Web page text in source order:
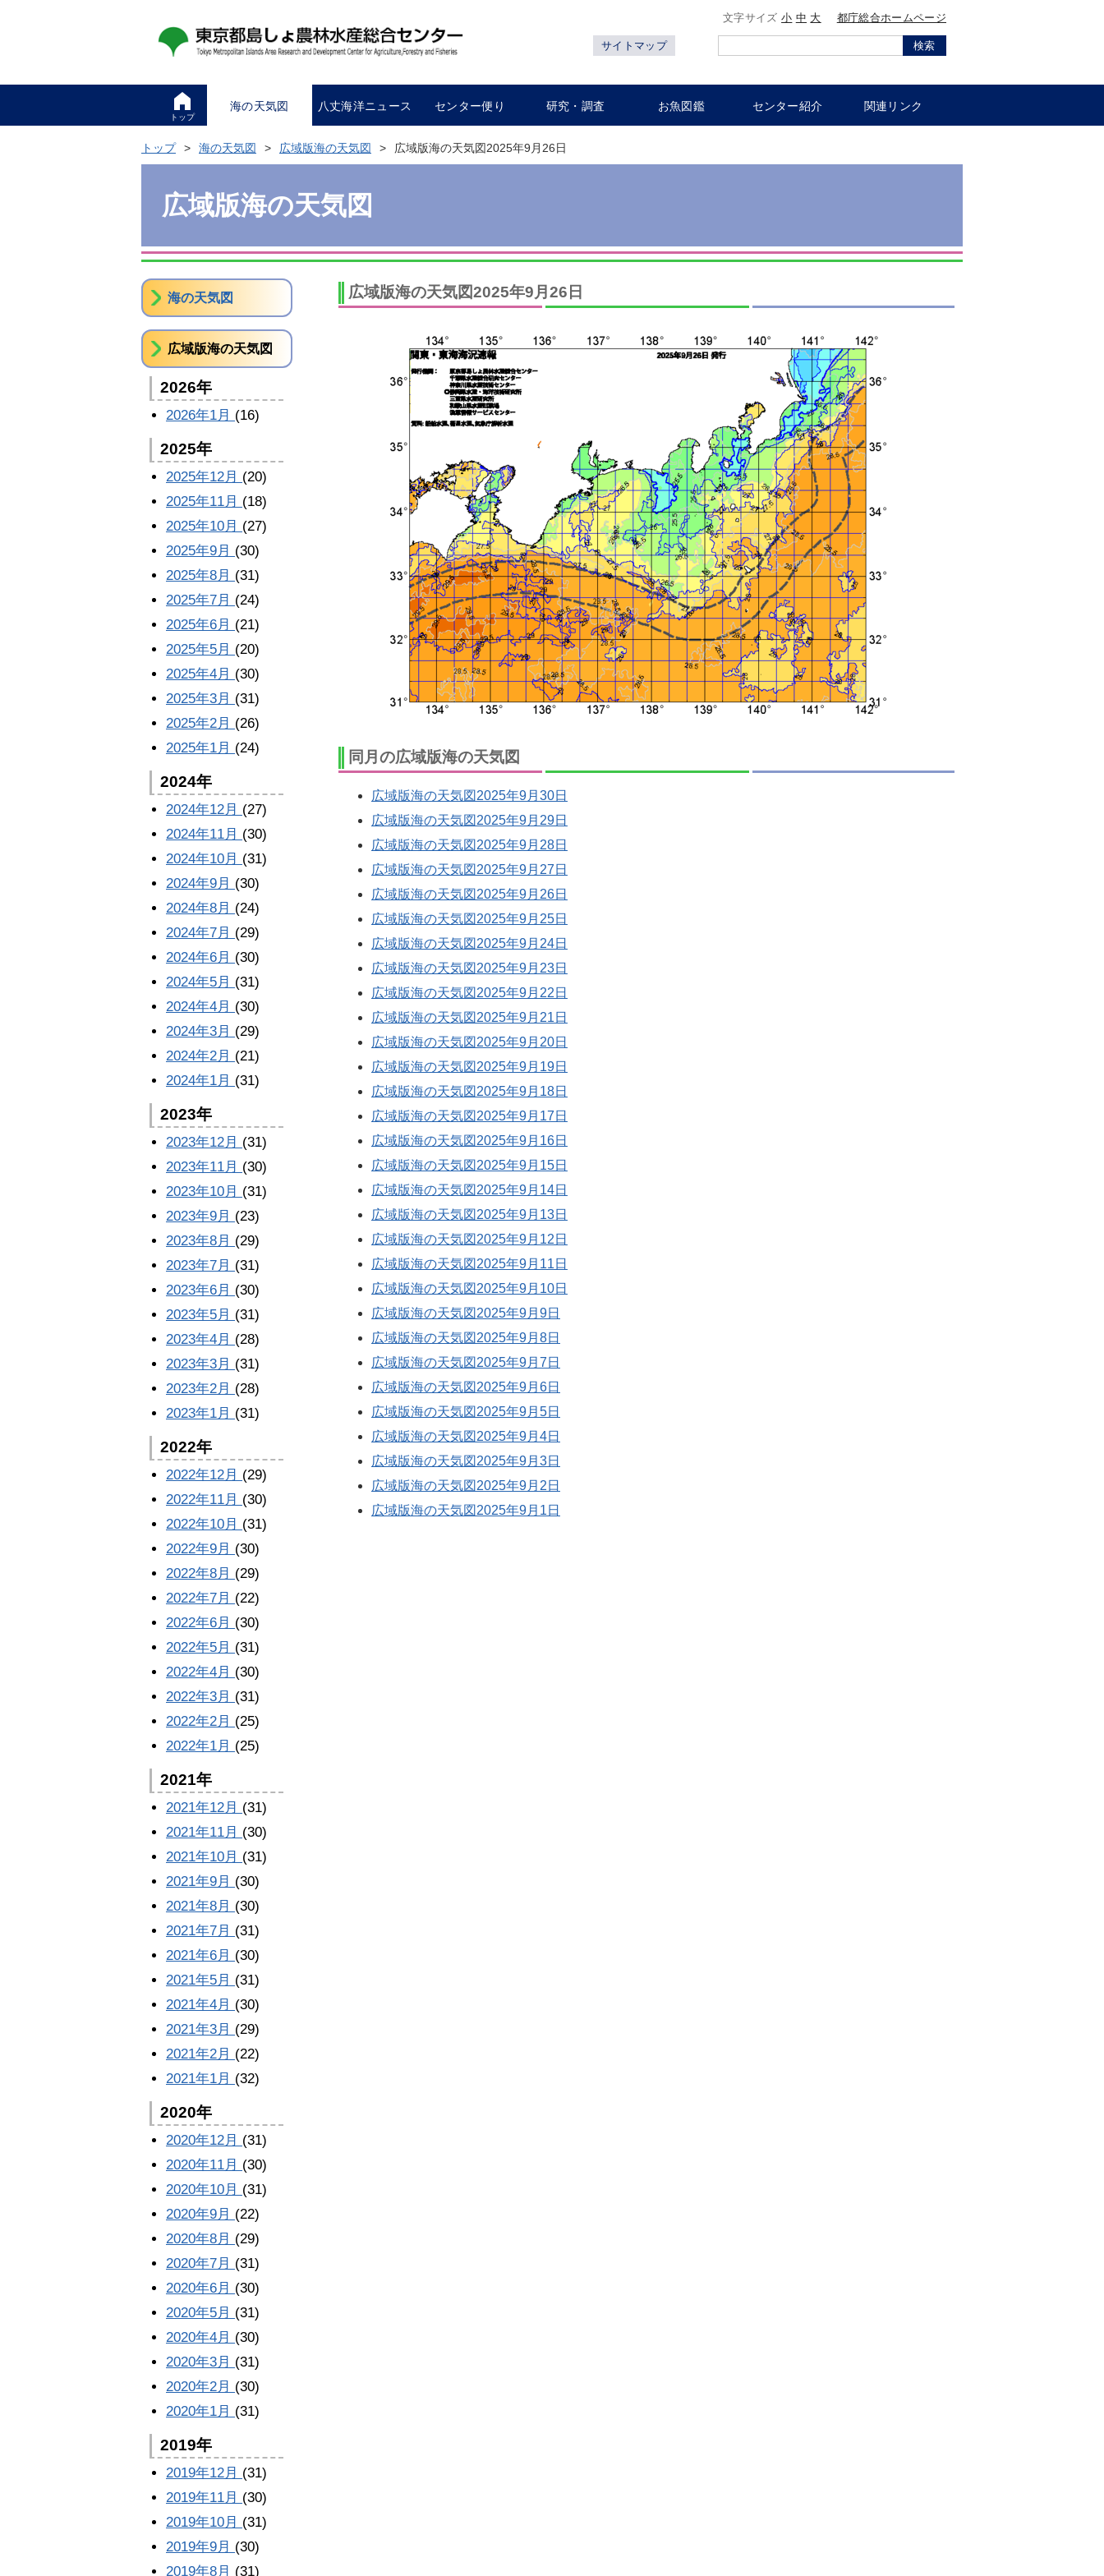
文字サイズ小 中 大 都庁総合ホームページ
サイトマップ 検索
トップ
海の天気図 八丈海洋ニュース センター便り 研究・調査 お魚図鑑 センター紹介 関連リンク
トップ 海の天気図 広域版海の天気図 広域版海の天気図2025年9月26日
広域版海の天気図
広域版海の天気図2025年9月26日
同月の広域版海の天気図
広域版海の天気図2025年9月30日
広域版海の天気図2025年9月29日
広域版海の天気図2025年9月28日
広域版海の天気図2025年9月27日
広域版海の天気図2025年9月26日
広域版海の天気図2025年9月25日
広域版海の天気図2025年9月24日
広域版海の天気図2025年9月23日
広域版海の天気図2025年9月22日
広域版海の天気図2025年9月21日
広域版海の天気図2025年9月20日
広域版海の天気図2025年9月19日
広域版海の天気図2025年9月18日
広域版海の天気図2025年9月17日
広域版海の天気図2025年9月16日
広域版海の天気図2025年9月15日
広域版海の天気図2025年9月14日
広域版海の天気図2025年9月13日
広域版海の天気図2025年9月12日
広域版海の天気図2025年9月11日
広域版海の天気図2025年9月10日
広域版海の天気図2025年9月9日
広域版海の天気図2025年9月8日
広域版海の天気図2025年9月7日
広域版海の天気図2025年9月6日
広域版海の天気図2025年9月5日
広域版海の天気図2025年9月4日
広域版海の天気図2025年9月3日
広域版海の天気図2025年9月2日
広域版海の天気図2025年9月1日
海の天気図
広域版海の天気図
2026年
2026年1月 (16)
2025年
2025年12月 (20)
2025年11月 (18)
2025年10月 (27)
2025年9月 (30)
2025年8月 (31)
2025年7月 (24)
2025年6月 (21)
2025年5月 (20)
2025年4月 (30)
2025年3月 (31)
2025年2月 (26)
2025年1月 (24)
2024年
2024年12月 (27)
2024年11月 (30)
2024年10月 (31)
2024年9月 (30)
2024年8月 (24)
2024年7月 (29)
2024年6月 (30)
2024年5月 (31)
2024年4月 (30)
2024年3月 (29)
2024年2月 (21)
2024年1月 (31)
2023年
2023年12月 (31)
2023年11月 (30)
2023年10月 (31)
2023年9月 (23)
2023年8月 (29)
2023年7月 (31)
2023年6月 (30)
2023年5月 (31)
2023年4月 (28)
2023年3月 (31)
2023年2月 (28)
2023年1月 (31)
2022年
2022年12月 (29)
2022年11月 (30)
2022年10月 (31)
2022年9月 (30)
2022年8月 (29)
2022年7月 (22)
2022年6月 (30)
2022年5月 (31)
2022年4月 (30)
2022年3月 (31)
2022年2月 (25)
2022年1月 (25)
2021年
2021年12月 (31)
2021年11月 (30)
2021年10月 (31)
2021年9月 (30)
2021年8月 (30)
2021年7月 (31)
2021年6月 (30)
2021年5月 (31)
2021年4月 (30)
2021年3月 (29)
2021年2月 (22)
2021年1月 (32)
2020年
2020年12月 (31)
2020年11月 (30)
2020年10月 (31)
2020年9月 (22)
2020年8月 (29)
2020年7月 (31)
2020年6月 (30)
2020年5月 (31)
2020年4月 (30)
2020年3月 (31)
2020年2月 (30)
2020年1月 (31)
2019年
2019年12月 (31)
2019年11月 (30)
2019年10月 (31)
2019年9月 (30)
2019年8月 (31)